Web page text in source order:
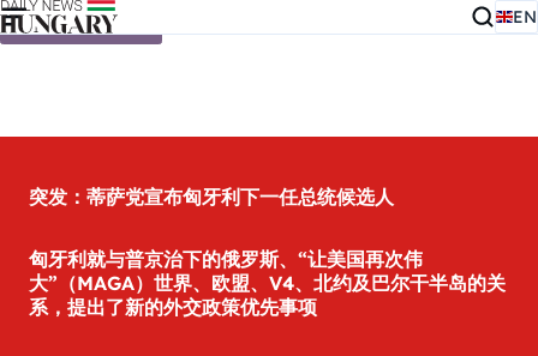
Skip to content EN
突发：蒂萨党宣布匈牙利下一任总统候选人
匈牙利就与普京治下的俄罗斯、“让美国再次伟
大”（MAGA）世界、欧盟、V4、北约及巴尔干半岛的关
系，提出了新的外交政策优先事项